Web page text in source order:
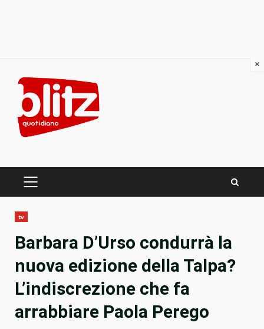
content
PRIMARY
tv
Barbara D’Urso condurrà la
nuova edizione della Talpa?
L’indiscrezione che fa
arrabbiare Paola Perego
×